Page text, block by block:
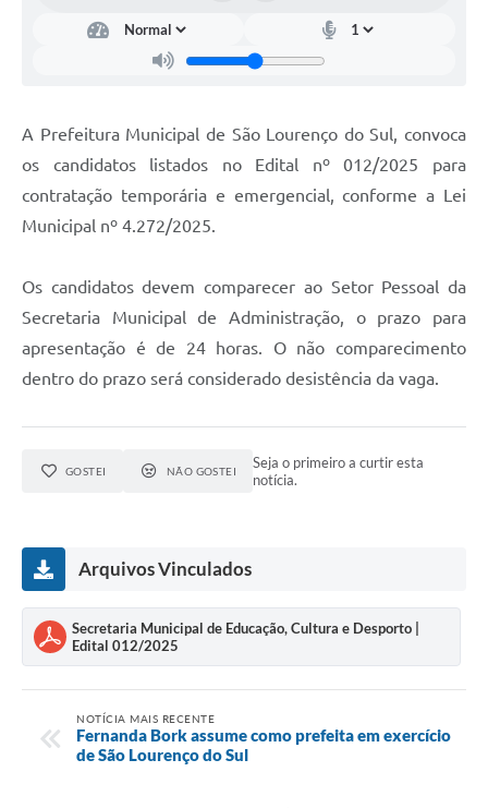
A Prefeitura Municipal de São Lourenço do Sul, convoca
os candidatos listados no Edital nº 012/2025 para
contratação temporária e emergencial, conforme a Lei
Municipal nº 4.272/2025.
Os candidatos devem comparecer ao Setor Pessoal da
Secretaria Municipal de Administração, o prazo para
apresentação é de 24 horas. O não comparecimento
dentro do prazo será considerado desistência da vaga.
GOSTEI NÃO GOSTEI
Seja o primeiro a curtir esta
notícia.
Arquivos Vinculados
Secretaria Municipal de Educação, Cultura e Desporto |
Edital 012/2025
NOTÍCIA MAIS RECENTE
Fernanda Bork assume como prefeita em exercício
de São Lourenço do Sul